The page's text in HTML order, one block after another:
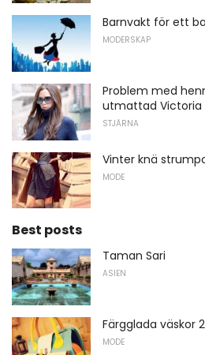
Barnvakt för ett
MODERSKAP
Problem med
utmattad Victoria
STJÄRNA
Vinter knä
MODE
Best posts
Taman Sari
ASIEN
Färgglada väskor
MODE